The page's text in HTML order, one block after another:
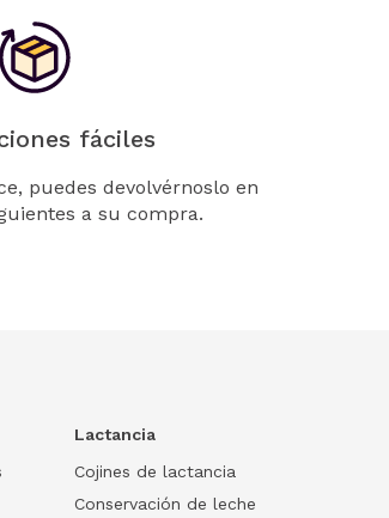
fáciles
puedes devolvérnoslo en
a su compra.
Lactancia
Cojines de lactancia
Conservación de leche